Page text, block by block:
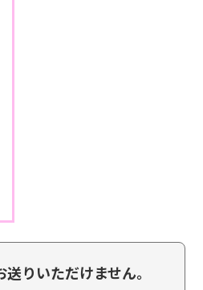
りいただけません。